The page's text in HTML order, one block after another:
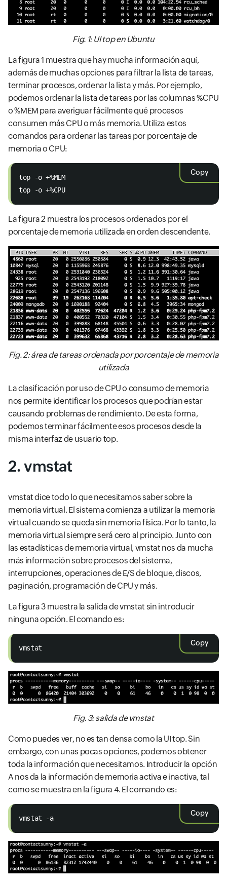
Fig. 1: UI top en Ubuntu
La figura 1 muestra que hay mucha información aquí,
además de muchas opciones para filtrar la lista de tareas,
terminar procesos, ordenar la lista y más. Por ejemplo,
podemos ordenar la lista de tareas por las columnas %CPU
o %MEM para averiguar fácilmente qué procesos
consumen más CPU o más memoria. Utiliza estos
comandos para ordenar las tareas por porcentaje de
memoria o CPU:
Copy
top -o +%MEM
top -o +%CPU
La figura 2 muestra los procesos ordenados por el
porcentaje de memoria utilizada en orden descendente.
Fig. 2: área de tareas ordenada por porcentaje de memoria
utilizada
La clasificación por uso de CPU o consumo de memoria
nos permite identificar los procesos que podrían estar
causando problemas de rendimiento. De esta forma,
podemos terminar fácilmente esos procesos desde la
misma interfaz de usuario top.
2. vmstat
vmstat dice todo lo que necesitamos saber sobre la
memoria virtual. El sistema comienza a utilizar la memoria
virtual cuando se queda sin memoria física. Por lo tanto, la
memoria virtual siempre será cero al principio. Junto con
las estadísticas de memoria virtual, vmstat nos da mucha
más información sobre procesos del sistema,
interrupciones, operaciones de E/S de bloque, discos,
paginación, programación de CPU y más.
La figura 3 muestra la salida de vmstat sin introducir
ninguna opción. El comando es:
Copy
vmstat
Fig. 3: salida de vmstat
Como puedes ver, no es tan densa como la UI top. Sin
embargo, con unas pocas opciones, podemos obtener
toda la información que necesitamos. Introducir la opción
A nos da la información de memoria activa e inactiva, tal
como se muestra en la figura 4. El comando es:
Copy
vmstat -a